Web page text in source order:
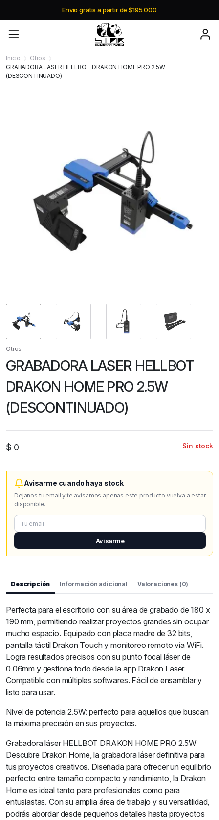
Envio gratis a partir de $195.000
Inicio
Otros
GRABADORA LASER HELLBOT DRAKON HOME PRO 2.5W
(DESCONTINUADO)
Otros
GRABADORA LASER HELLBOT
DRAKON HOME PRO 2.5W
(DESCONTINUADO)
$ 0 Sin stock
Avisarme cuando haya stock
Dejanos tu email y te avisamos apenas este producto vuelva a estar
disponible.
Avisarme
Descripción Información adicional Valoraciones (0)
Perfecta para el escritorio con su área de grabado de 180 x
190 mm, permitiendo realizar proyectos grandes sin ocupar
mucho espacio. Equipado con placa madre de 32 bits,
pantalla táctil Drakon Touch y monitoreo remoto vía WiFi.
Logra resultados precisos con su punto focal láser de
0.06mm y gestiona todo desde la app Drakon Laser.
Compatible con múltiples softwares. Fácil de ensamblar y
listo para usar.
Nivel de potencia 2.5W: perfecto para aquellos que buscan
la máxima precisión en sus proyectos.
Grabadora láser HELLBOT DRAKON HOME PRO 2.5W
Descubre Drakon Home, la grabadora láser definitiva para
tus proyectos creativos. Diseñada para ofrecer un equilibrio
perfecto entre tamaño compacto y rendimiento, la Drakon
Home es ideal tanto para profesionales como para
entusiastas. Con su amplia área de trabajo y su versatilidad,
podrás abordar desde pequeños detalles hasta proyectos